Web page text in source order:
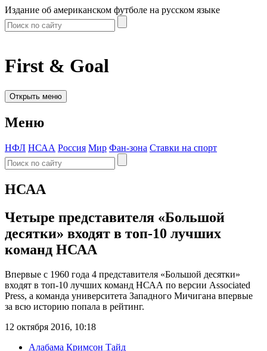
Издание об американском футболе на русском языке
First & Goal
Открыть меню
Меню
НФЛ НСАА Россия Мир Фан-зона Ставки на спорт
НСАА
Четыре представителя «Большой
десятки» входят в топ-10 лучших
команд НСАА
Впервые с 1960 года 4 представителя «Большой десятки»
входят в топ-10 лучших команд НСАА по версии Associated
Press, а команда университета Западного Мичигана впервые
за всю историю попала в рейтинг.
12 октября 2016, 10:18
Алабама Кримсон Тайд